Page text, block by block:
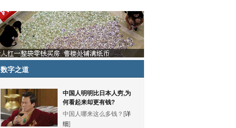
数字之道
中国人明明比日本人穷,为
何看起来却更有钱?
中国人哪来这么多钱？[详
细]